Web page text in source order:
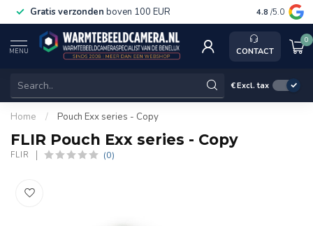
Gratis verzonden boven 100 EUR Service,
4.8 /5.0
MENU CONTACT
0
€Excl. tax
Home / Pouch Exx series - Copy
FLIR Pouch Exx series - Copy
FLIR (0)